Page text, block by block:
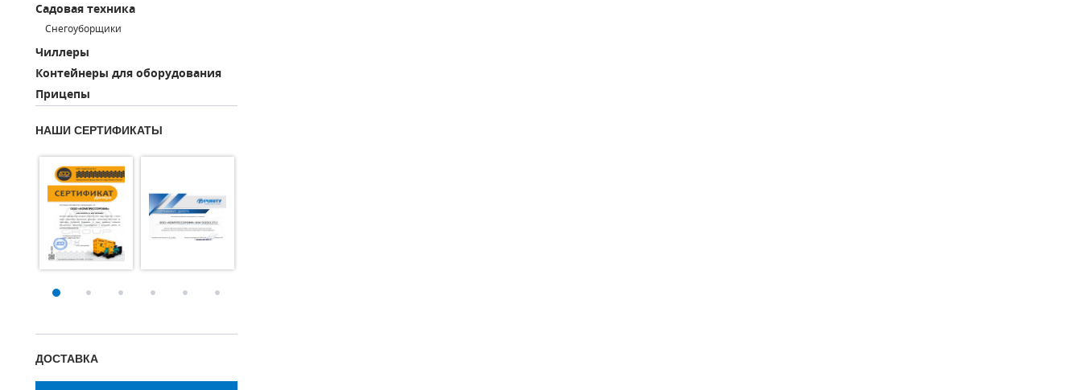
Садовая техника
Снегоуборщики
Чиллеры
Контейнеры для оборудования
Прицепы
НАШИ СЕРТИФИКАТЫ
ДОСТАВКА
ДЕТАЛИ ПОГРУЖНЫХ НАСОСОВ
ШЛАНГИ ДЛЯ МОТОПОМП
ДЛЯ ВАКУУМНЫХ НАСОСОВ